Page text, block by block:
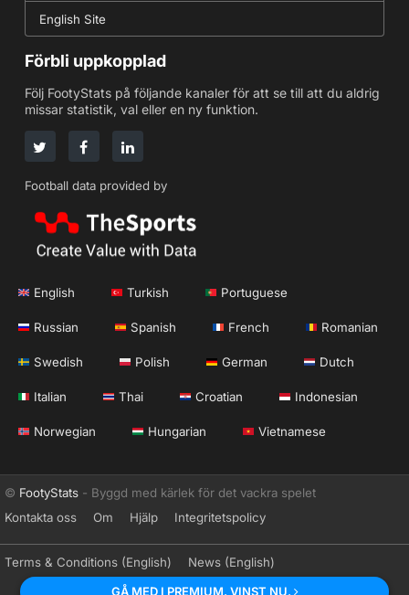
English Site
Förbli uppkopplad
Följ FootyStats på följande kanaler för att se till att du aldrig
missar statistik, val eller en ny funktion.
Football data provided by
English Turkish Portuguese
Russian Spanish French Romanian
Swedish Polish German Dutch
Italian Thai Croatian Indonesian
Norwegian Hungarian Vietnamese
© FootyStats - Byggd med kärlek för det vackra spelet
Kontakta oss
Om Hjälp Integritetspolicy
Terms & Conditions (English) News (English)
GÅ MED I PREMIUM. VINST NU.